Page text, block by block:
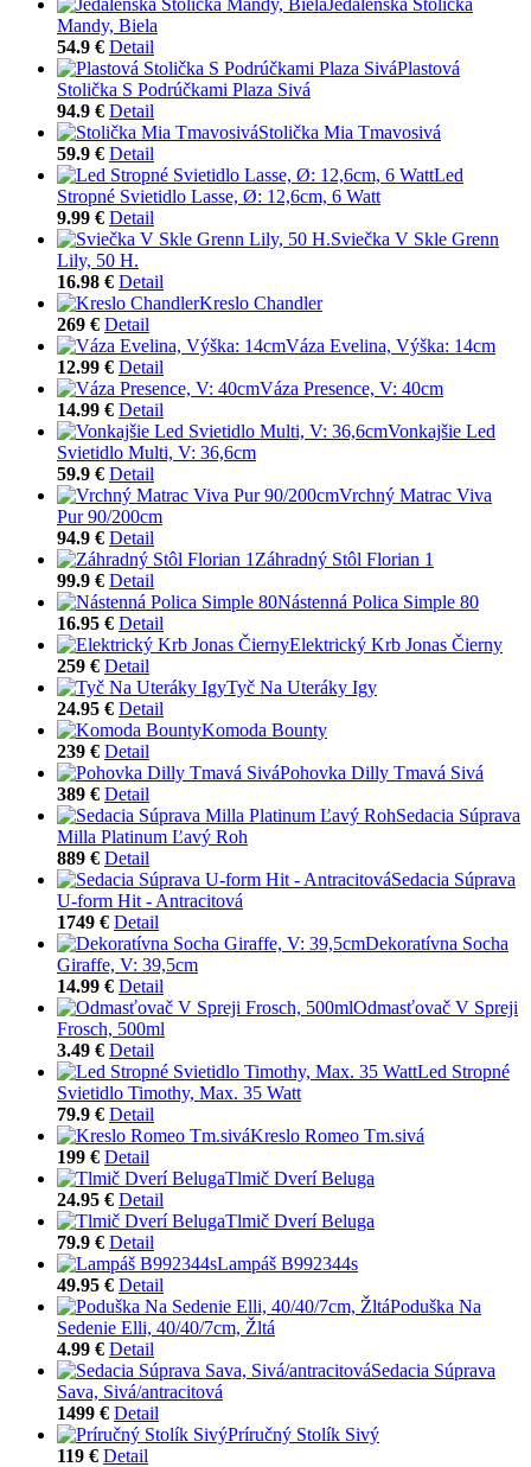
Mandy, Biela
54.9 € Detail
Plastová
Stolička S Podrúčkami Plaza Sivá
94.9 € Detail
Stolička Mia Tmavosivá
59.9 € Detail
Led
Stropné Svietidlo Lasse, Ø: 12,6cm, 6 Watt
9.99 € Detail
Sviečka V Skle Grenn
Lily, 50 H.
16.98 € Detail
Kreslo Chandler
269 € Detail
Váza Evelina, Výška: 14cm
12.99 € Detail
Váza Presence, V: 40cm
14.99 € Detail
Vonkajšie Led
Svietidlo Multi, V: 36,6cm
59.9 € Detail
Vrchný Matrac Viva
Pur 90/200cm
94.9 € Detail
Záhradný Stôl Florian 1
99.9 € Detail
Nástenná Polica Simple 80
16.95 € Detail
Elektrický Krb Jonas Čierny
259 € Detail
Tyč Na Uteráky Igy
24.95 € Detail
Komoda Bounty
239 € Detail
Pohovka Dilly Tmavá Sivá
389 € Detail
Sedacia Súprava
Milla Platinum Ľavý Roh
889 € Detail
Sedacia Súprava
U-form Hit - Antracitová
1749 € Detail
Dekoratívna Socha
Giraffe, V: 39,5cm
14.99 € Detail
Odmasťovač V Spreji
Frosch, 500ml
3.49 € Detail
Led Stropné
Svietidlo Timothy, Max. 35 Watt
79.9 € Detail
Kreslo Romeo Tm.sivá
199 € Detail
Tlmič Dverí Beluga
24.95 € Detail
Tlmič Dverí Beluga
79.9 € Detail
Lampáš B992344s
49.95 € Detail
Poduška Na
Sedenie Elli, 40/40/7cm, Žltá
4.99 € Detail
Sedacia Súprava
Sava, Sivá/antracitová
1499 € Detail
Príručný Stolík Sivý
119 € Detail